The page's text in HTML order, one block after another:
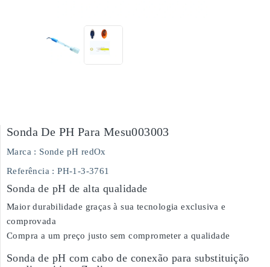
Sonda De PH Para Mesu003003
Marca : Sonde pH redOx
Referência : PH-1-3-3761
Sonda de pH de alta qualidade
Maior durabilidade graças à sua tecnologia exclusiva e
comprovada
Compra a um preço justo sem comprometer a qualidade
Sonda de pH com cabo de conexão para substituição